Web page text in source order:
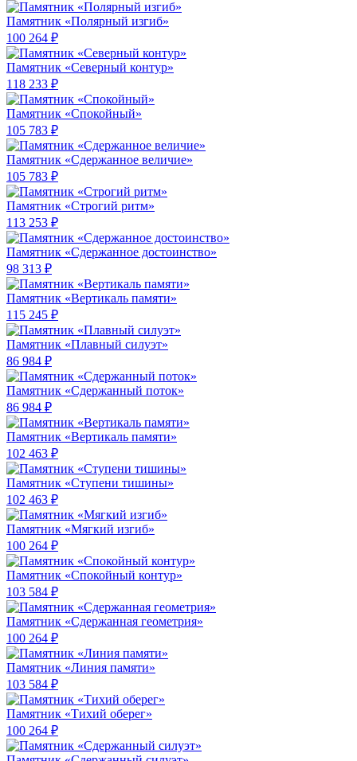
Памятник «Полярный изгиб»
100 264 ₽
Памятник «Северный контур»
118 233 ₽
Памятник «Спокойный»
105 783 ₽
Памятник «Сдержанное величие»
105 783 ₽
Памятник «Строгий ритм»
113 253 ₽
Памятник «Сдержанное достоинство»
98 313 ₽
Памятник «Вертикаль памяти»
115 245 ₽
Памятник «Плавный силуэт»
86 984 ₽
Памятник «Сдержанный поток»
86 984 ₽
Памятник «Вертикаль памяти»
102 463 ₽
Памятник «Ступени тишины»
102 463 ₽
Памятник «Мягкий изгиб»
100 264 ₽
Памятник «Спокойный контур»
103 584 ₽
Памятник «Сдержанная геометрия»
100 264 ₽
Памятник «Линия памяти»
103 584 ₽
Памятник «Тихий оберег»
100 264 ₽